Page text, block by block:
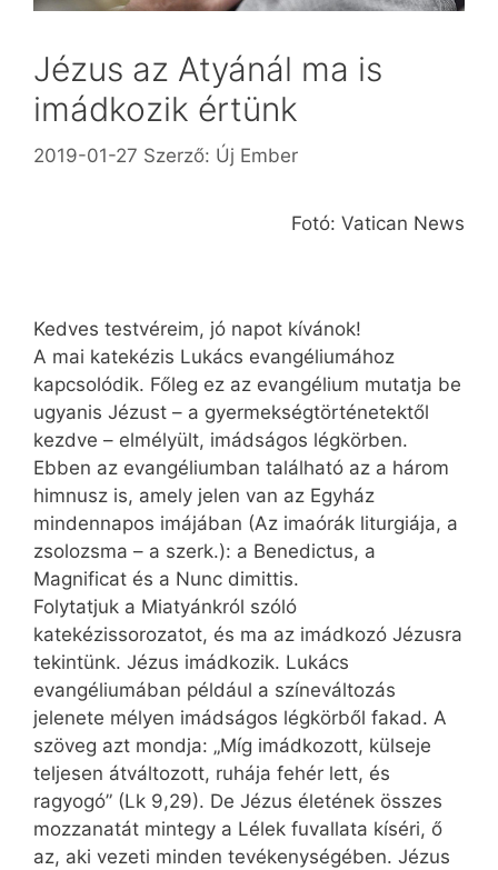
Jézus az Atyánál ma is
imádkozik értünk
2019-01-27 Szerző: Új Ember
Fotó: Vatican News
Kedves testvéreim, jó napot kívánok!
A mai katekézis Lukács evangéliumához
kapcsolódik. Főleg ez az evangélium mutatja be
ugyanis Jézust – a gyermekségtörténetektől
kezdve – elmélyült, imádságos légkörben.
Ebben az evangéliumban található az a három
himnusz is, amely jelen van az Egyház
mindennapos imájában (Az imaórák liturgiája, a
zsolozsma – a szerk.): a Benedictus, a
Magnificat és a Nunc dimittis.
Folytatjuk a Miatyánkról szóló
katekézissorozatot, és ma az imádkozó Jézusra
tekintünk. Jézus imádkozik. Lukács
evangéliumában például a színeváltozás
jelenete mélyen imádságos légkörből fakad. A
szöveg azt mondja: „Míg imádkozott, külseje
teljesen átváltozott, ruhája fehér lett, és
ragyogó” (Lk 9,29). De Jézus életének összes
mozzanatát mint­egy a Lélek fuvallata kíséri, ő
az, aki vezeti minden tevékenységében. Jézus